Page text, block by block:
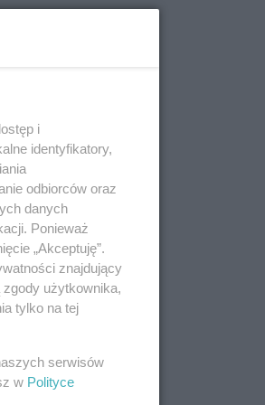
i
identyfikatory,
odbiorców oraz
danych
Ponieważ
„Akceptuję”.
znajdujący
użytkownika,
tylko na tej
serwisów
w Polityce